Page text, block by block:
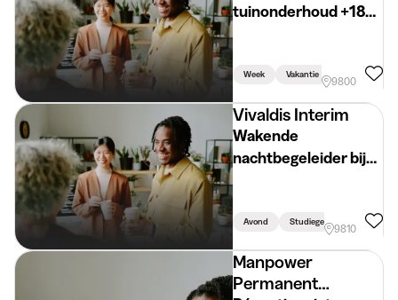
tuinonderhoud +18
jaar
Week Vakantie
9800
Vivaldis Interim
Wakende
nachtbegeleider bij
jonge kinderen
Avond Studiegerelateerd
9810
Manpower
Permanent